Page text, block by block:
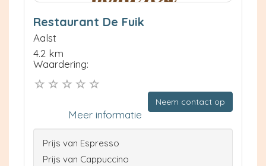
Restaurant De Fuik
Aalst
4.2 km
Waardering:
Neem contact op
Meer informatie
Prijs van Espresso
Prijs van Cappuccino